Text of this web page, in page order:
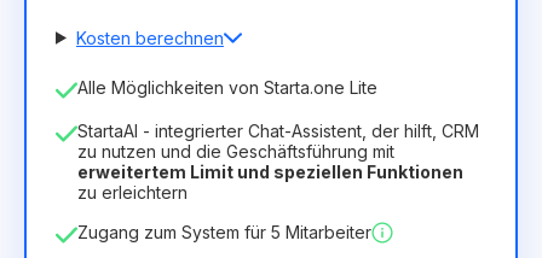
Kosten berechnen
Anzahl der Mitarbeiter
Dauer der Lizenz
12 Months(Rabatt -25%) Vorteilhaft
8.99€ 6.29€ /Monat
Alle Möglichkeiten von Starta.one Lite
StartaAI - integrierter Chat-Assistent, der hilft, CRM
zu nutzen und die Geschäftsführung mit
erweitertem Limit und speziellen Funktionen
zu erleichtern
Zugang zum System für 5 Mitarbeiter